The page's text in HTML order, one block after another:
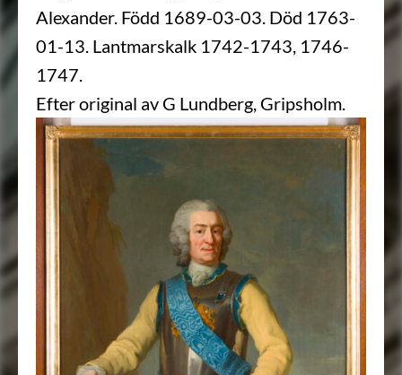
Alexander. Född 1689-03-03. Död 1763-
01-13. Lantmarskalk 1742-1743, 1746-
1747.
Efter original av G Lundberg, Gripsholm.